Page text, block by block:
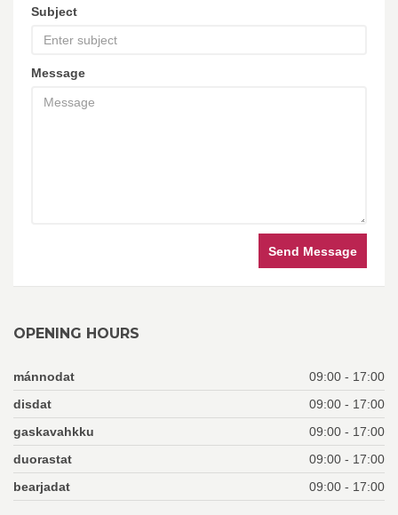
Subject
Message
Send Message
OPENING HOURS
mánnodat
09:00 - 17:00
disdat
09:00 - 17:00
gaskavahkku
09:00 - 17:00
duorastat
09:00 - 17:00
bearjadat
09:00 - 17:00